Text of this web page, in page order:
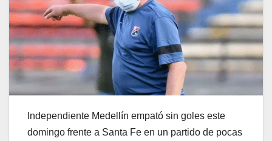
Independiente Medellín empató sin goles este
domingo frente a Santa Fe en un partido de pocas